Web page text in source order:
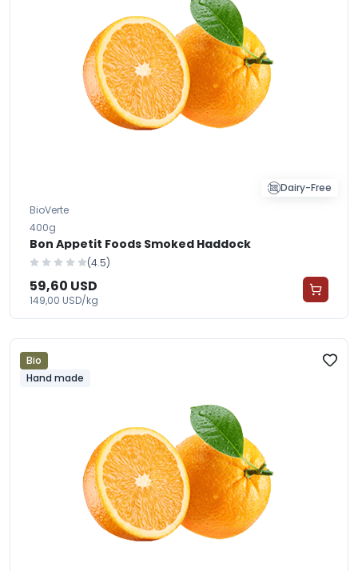
Dairy-Free
BioVerte
400g
Bon Appetit Foods Smoked Haddock
(4.5)
59,60 USD
149,00 USD/kg
Bio
Hand made